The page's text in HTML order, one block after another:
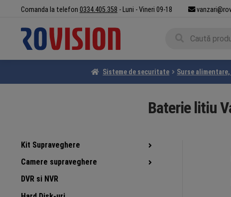
navigare
conținut
Comanda la telefon 0334.405.358 - Luni - Vineri 09-18
Sisteme de securitate Surse
Baterie litiu
Kit Supraveghere
Camere supraveghere
DVR si NVR